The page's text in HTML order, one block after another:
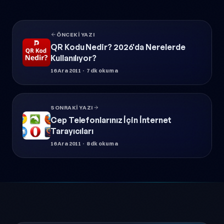
ÖNCEKI YAZI
QR Kodu Nedir? 2026'da Nerelerde
Kullanılıyor?
16 Ara 2011 · 7 dk okuma
SONRAKI YAZI
Cep Telefonlarınız İçin İnternet
Tarayıcıları
16 Ara 2011 · 8 dk okuma